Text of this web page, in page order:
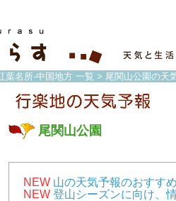
葉名所-中国地方 一覧 > 尾関山公園の天
尾関山公園
NEW 山の天気予報のおすす
NEW 登山シーズンに向け、